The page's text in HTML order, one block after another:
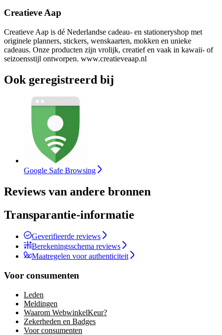
Creatieve Aap
Creatieve Aap is dé Nederlandse cadeau- en stationeryshop met
originele planners, stickers, wenskaarten, mokken en unieke
cadeaus. Onze producten zijn vrolijk, creatief en vaak in kawaii- of
seizoensstijl ontworpen. www.creatieveaap.nl
Ook geregistreerd bij
Google Safe Browsing
Reviews van andere bronnen
Transparantie-informatie
Geverifieerde reviews
Berekeningsschema reviews
Maatregelen voor authenticiteit
Voor consumenten
Leden
Meldingen
Waarom WebwinkelKeur?
Zekerheden en Badges
Voor consumenten